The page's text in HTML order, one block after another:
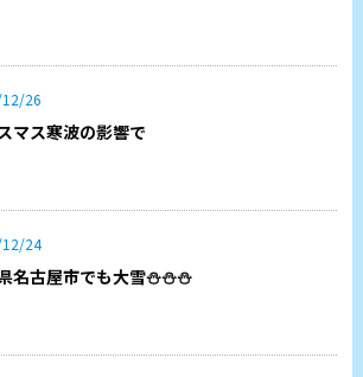
26
マス寒波の影響で
24
名古屋市でも大雪⛄⛄⛄